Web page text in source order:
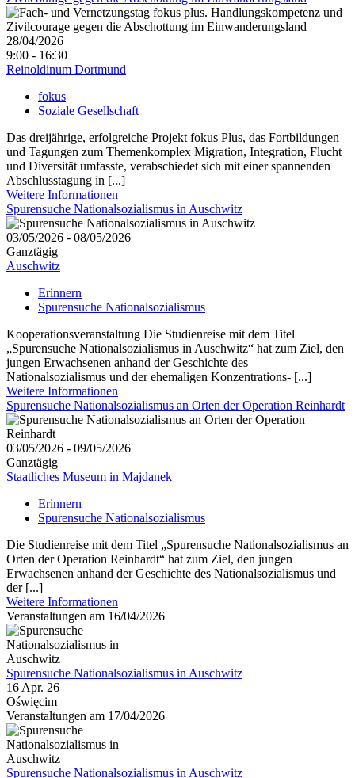
28/04/2026
9:00 - 16:30
Reinoldinum Dortmund
fokus
Soziale Gesellschaft
Das dreijährige, erfolgreiche Projekt fokus Plus, das Fortbildungen
und Tagungen zum Themenkomplex Migration, Integration, Flucht
und Diversität umfasste, verabschiedet sich mit einer spannenden
Abschlusstagung in [...]
Weitere Informationen
Spurensuche Nationalsozialismus in Auschwitz
03/05/2026 - 08/05/2026
Ganztägig
Auschwitz
Erinnern
Spurensuche Nationalsozialismus
Kooperationsveranstaltung Die Studienreise mit dem Titel
„Spurensuche Nationalsozialismus in Auschwitz“ hat zum Ziel, den
jungen Erwachsenen anhand der Geschichte des
Nationalsozialismus und der ehemaligen Konzentrations- [...]
Weitere Informationen
Spurensuche Nationalsozialismus an Orten der Operation Reinhardt
03/05/2026 - 09/05/2026
Ganztägig
Staatliches Museum in Majdanek
Erinnern
Spurensuche Nationalsozialismus
Die Studienreise mit dem Titel „Spurensuche Nationalsozialismus an
Orten der Operation Reinhardt“ hat zum Ziel, den jungen
Erwachsenen anhand der Geschichte des Nationalsozialismus und
der [...]
Weitere Informationen
Veranstaltungen am 16/04/2026
Spurensuche Nationalsozialismus in Auschwitz
16 Apr. 26
Oświęcim
Veranstaltungen am 17/04/2026
Spurensuche Nationalsozialismus in Auschwitz